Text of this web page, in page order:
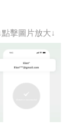
點擊圖片放大↓